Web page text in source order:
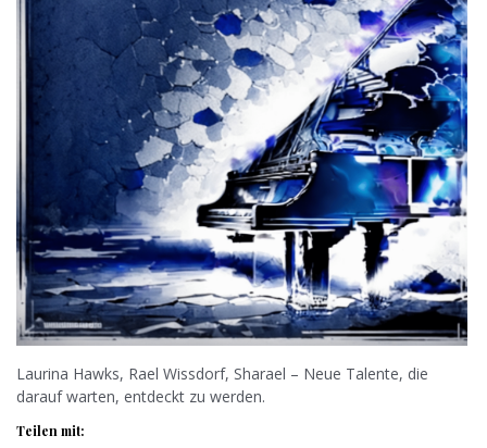
Laurina Hawks, Rael Wissdorf, Sharael – Neue Talente, die
darauf warten, entdeckt zu werden.
Teilen mit: